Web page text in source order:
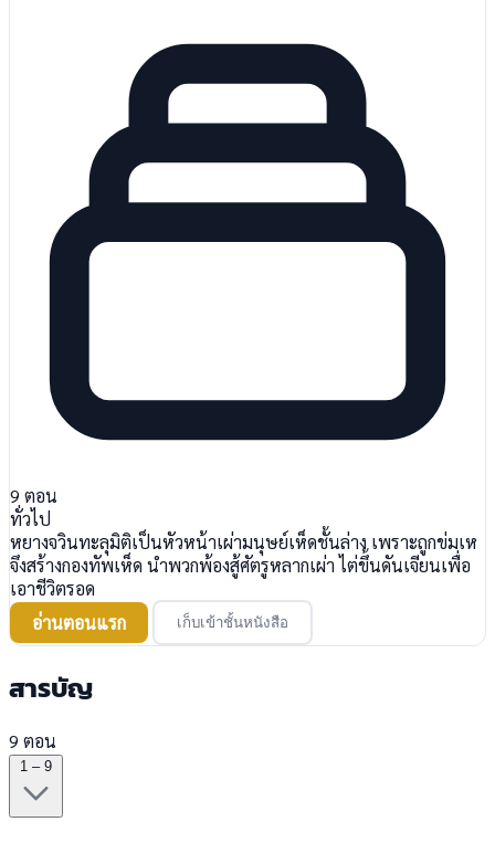
9 ตอน
ทั่วไป
หยางจวินทะลุมิติเป็นหัวหน้าเผ่ามนุษย์เห็ดชั้นล่าง เพราะถูกข่มเห
จึงสร้างกองทัพเห็ด นำพวกพ้องสู้ศัตรูหลากเผ่า ไต่ขึ้นดันเจียนเพื่อ
เอาชีวิตรอด
อ่านตอนแรก
เก็บเข้าชั้นหนังสือ
สารบัญ
9 ตอน
1 – 9